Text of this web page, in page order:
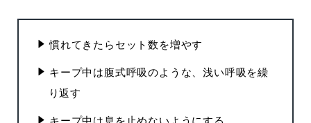
慣れてきたらセット数を増やす
キープ中は腹式呼吸のような、浅い呼吸を繰
り返す
キープ中は息を止めないようにする